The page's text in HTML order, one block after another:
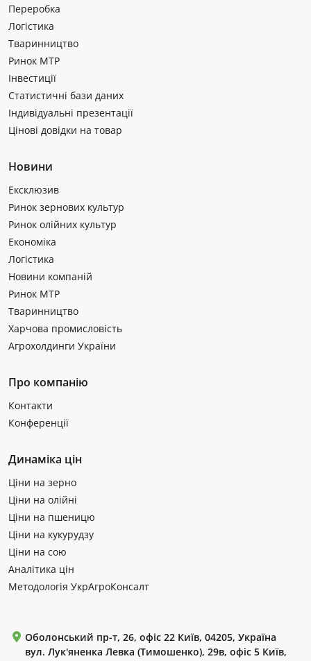
Переробка
Логістика
Тваринництво
Ринок МТР
Інвестиції
Статистичні бази даних
Індивідуальні презентації
Цінові довідки на товар
Новини
Ексклюзив
Ринок зернових культур
Ринок олійних культур
Економіка
Логістика
Новини компаній
Ринок МТР
Тваринництво
Харчова промисловість
Агрохолдинги України
Про компанію
Контакти
Конференції
Динаміка цін
Ціни на зерно
Ціни на олійні
Ціни на пшеницю
Ціни на кукурудзу
Ціни на сою
Аналітика цін
Методологія УкрАгроКонсалт
Оболонський пр-т, 26, офіс 22 Київ, 04205, Україна
вул. Лук'яненка Левка (Тимошенко), 29в, офіс 5 Київ,